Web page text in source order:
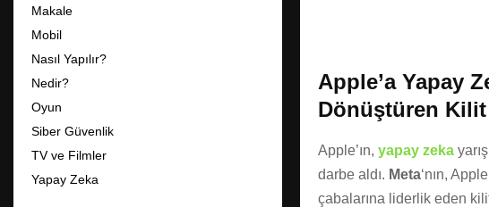
Apple’a Yapay
Dönüştüren Kilit
Apple’ın, yapay zeka
darbe aldı. Meta‘nın,
çabalarına liderlik eden
Makale
Mobil
Nasıl Yapılır?
Nedir?
Oyun
Siber Güvenlik
TV ve Filmler
Yapay Zeka